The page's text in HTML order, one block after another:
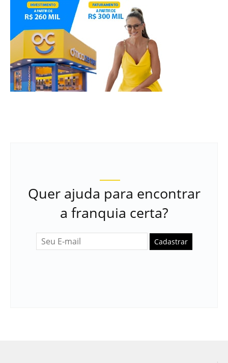
Quer ajuda para encontrar
a franquia certa?
Cadastrar